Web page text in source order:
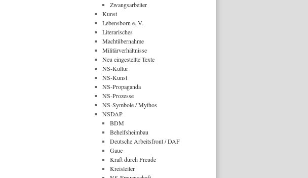
Zwangsarbeiter
Kunst
Lebensborn e. V.
Literarisches
Machtübernahme
Militärverhältnisse
Neu eingestellte Texte
NS-Kultur
NS-Kunst
NS-Propaganda
NS-Prozesse
NS-Symbole / Mythos
NSDAP
BDM
Behelfsheimbau
Deutsche Arbeitsfront / DAF
Gaue
Kraft durch Freude
Kreisleiter